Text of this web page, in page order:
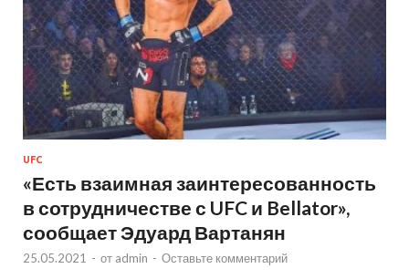
UFC
«Есть взаимная заинтересованность
в сотрудничестве с UFC и Bellator»,
сообщает Эдуард Вартанян
25.05.2021 - от admin - Оставьте комментарий